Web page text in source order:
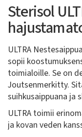
Sterisol
ULTRA
sopii
toimialoille. Se on
Joutsenmerkitty.
suihkusaippuana ja
ULTRA toimii
ja kovan veden